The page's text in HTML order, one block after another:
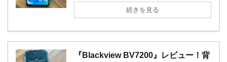
続きを見る
『Blackview BV7200』レビュー！背